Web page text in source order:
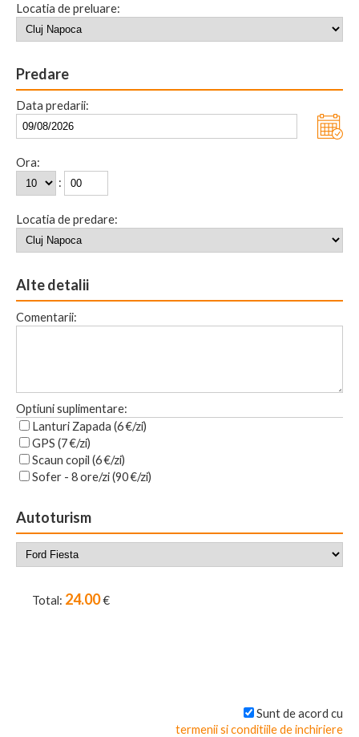
Locatia de preluare:
Predare
Data predarii:
Ora:
:
Locatia de predare:
Alte detalii
Comentarii:
Optiuni suplimentare:
Lanturi Zapada (6 €/zi)
GPS (7 €/zi)
Scaun copil (6 €/zi)
Sofer - 8 ore/zi (90 €/zi)
Autoturism
Total: 24.00€
Sunt de acord cu
termenii si conditiile de inchiriere